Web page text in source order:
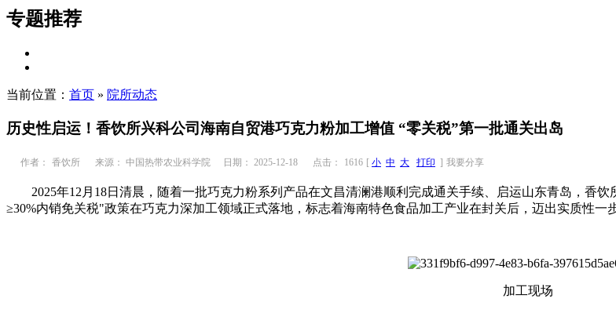
专题推荐
当前位置： 首页 » 院所动态
历史性启运！香饮所兴科公司海南自贸港巧克力粉加工增值 “零关税”第一批通关出岛
作者： 香饮所 来源： 中国热带农业科学院 日期： 2025-12-18 点击： 1616 [ 小 中 大 打印 ] 我要分享
2025年12月18日清晨，随着一批巧克力粉系列产品在文昌清澜港顺利完成通关手续、启运山东青岛，香
≥30%内销免关税"政策在巧克力深加工领域正式落地，标志着海南特色食品加工产业在封关后，迈出实质性一步
加工现场